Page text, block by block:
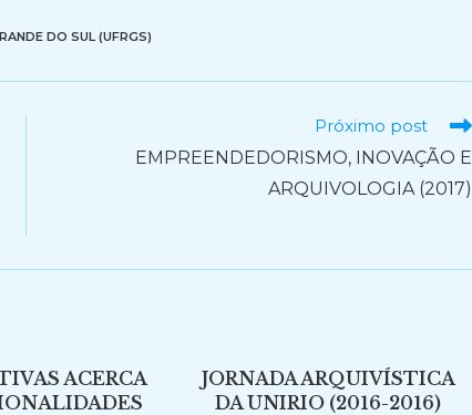
DO SUL (UFRGS)
Próximo post
EMPREENDEDORISMO, INOVAÇÃO E
ARQUIVOLOGIA (2017)
ACERCA
JORNADA ARQUIVÍSTICA
DA UNIRIO (2016-2016)